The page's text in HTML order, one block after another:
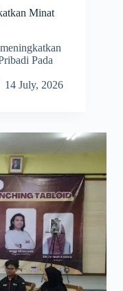
Minat
Pada
14 July, 2026